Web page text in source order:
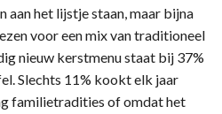
aan het lijstje staan, maar bijna
voor een mix van traditioneel
nieuw kerstmenu staat bij 37%
Slechts 11% kookt elk jaar
familietradities of omdat het